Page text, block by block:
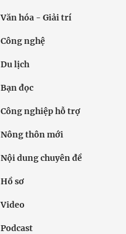
Văn hóa - Giải trí
Công nghệ
Du lịch
Bạn đọc
Công nghiệp hỗ trợ
Nông thôn mới
Nội dung chuyên đề
Hồ sơ
Video
Podcast